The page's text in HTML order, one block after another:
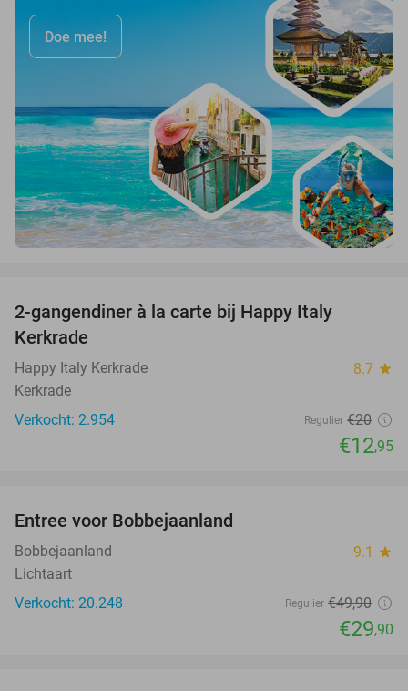
Doe mee!
2-gangendiner à la carte bij Happy Italy
Kerkrade
Happy Italy Kerkrade 8.7 star
Kerkrade
Verkocht: 2.954
Regulier €20
€12,95
Entree voor Bobbejaanland
Bobbejaanland 9.1 star
Lichtaart
Verkocht: 20.248
Regulier €49,90
€29,90